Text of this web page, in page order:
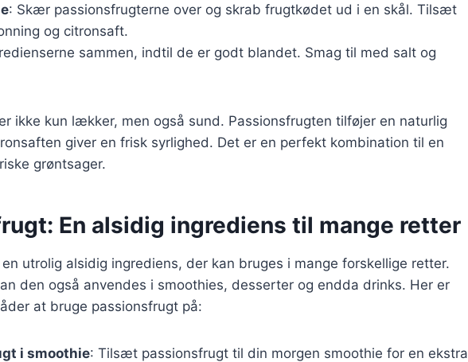
: Skær passionsfrugterne over og skrab frugtkødet ud i en skål. Tilsæt
og citronsaft.
sammen, indtil de er godt blandet. Smag til med salt og
ikke kun lækker, men også sund. Passionsfrugten tilføjer en naturlig
giver en frisk syrlighed. Det er en perfekt kombination til en
grøntsager.
En alsidig ingrediens til mange retter
utrolig alsidig ingrediens, der kan bruges i mange forskellige retter.
den også anvendes i smoothies, desserter og endda drinks. Her er
at bruge passionsfrugt på:
i smoothie: Tilsæt passionsfrugt til din morgen smoothie for en ekstra